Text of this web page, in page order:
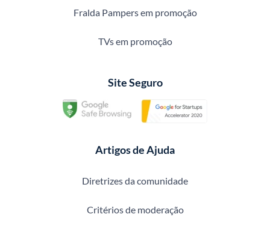
Fralda Pampers em promoção
TVs em promoção
Site Seguro
Artigos de Ajuda
Diretrizes da comunidade
Critérios de moderação